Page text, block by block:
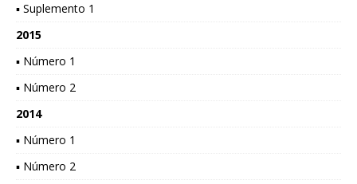
▪ Suplemento 1
2015
▪ Número 1
▪ Número 2
2014
▪ Número 1
▪ Número 2